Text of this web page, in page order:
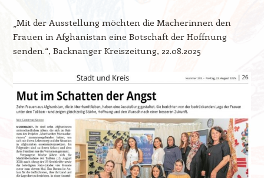
„Mit der Ausstellung möchten die Macherinnen den
Frauen in Afghanistan eine Botschaft der Hoffnung
senden.“, Backnanger Kreiszeitung, 22.08.2025